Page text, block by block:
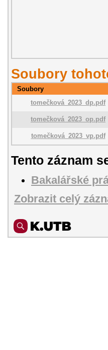
Soubory
Soubory
tomečková_2023_dp.pdf
tomečková_2023_op.pdf
tomečková_2023_vp.pdf
Tento záznam
Bakalářské
Zobrazit celý